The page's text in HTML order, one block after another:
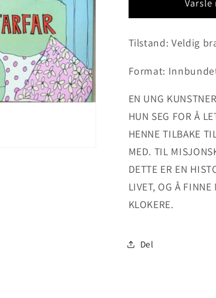
Tilstand: Veldig
Format:
EN UNG
HUN SEG FOR Å
HENNE TILBAKE
MED. TIL
DETTE ER EN
LIVET, OG Å
KLOKERE.
Del